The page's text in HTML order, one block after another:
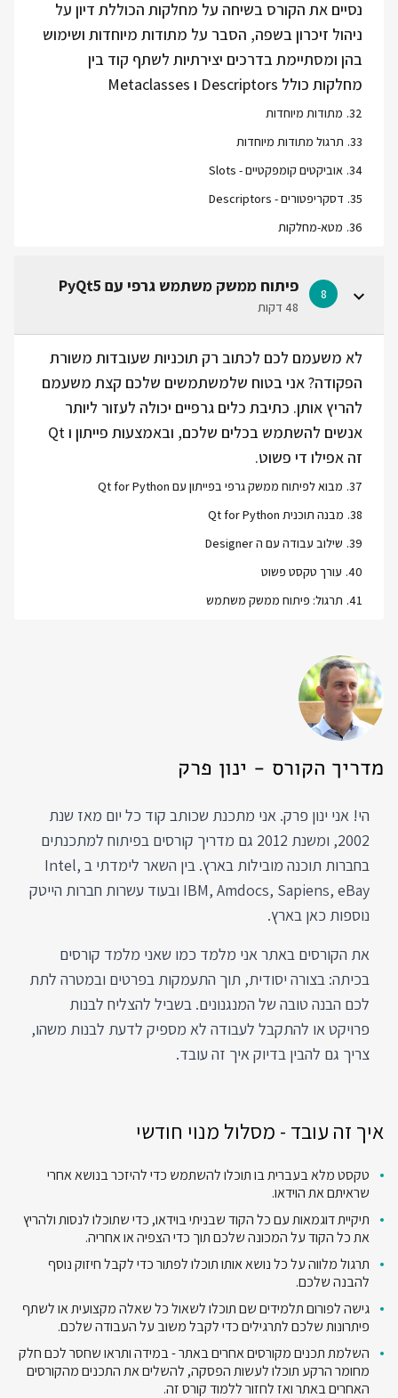
נסיים את הקורס בשיחה על מחלקות הכוללת דיון על
ניהול זיכרון בשפה, הסבר על מתודות מיוחדות ושימוש
בהן ומסתיימת בדרכים יצירתיות לשתף קוד בין
מחלקות כולל Descriptors ו Metaclasses
32
. מתודות מיוחדות
33
. תרגול מתודות מיוחדות
34
. אוביקטים קומפקטיים - Slots
35
. דסקריפטורים - Descriptors
36
. מטא-מחלקות
8 פיתוח ממשק משתמש גרפי עם PyQt5
48 דקות
לא משעמם לכם לכתוב רק תוכניות שעובדות משורת
הפקודה? אני בטוח שלמשתמשים שלכם קצת משעמם
להריץ אותן. כתיבת כלים גרפיים יכולה לעזור ליותר
אנשים להשתמש בכלים שלכם, ובאמצעות פייתון ו Qt
זה אפילו די פשוט.
37
. מבוא לפיתוח ממשק גרפי בפייתון עם Qt for Python
38
. מבנה תוכנית Qt for Python
39
. שילוב עבודה עם ה Designer
40
. עורך טקסט פשוט
41
. תרגול: פיתוח ממשק משתמש
מדריך הקורס - ינון פרק
הי! אני ינון פרק. אני מתכנת שכותב קוד כל יום מאז שנת
2002, ומשנת 2012 גם מדריך קורסים בפיתוח למתכנתים
בחברות תוכנה מובילות בארץ. בין השאר לימדתי ב Intel,
IBM, Amdocs, Sapiens, eBay ובעוד עשרות חברות הייטק
נוספות כאן בארץ.
את הקורסים באתר אני מלמד כמו שאני מלמד קורסים
בכיתה: בצורה יסודית, תוך התעמקות בפרטים ובמטרה לתת
לכם הבנה טובה של המנגנונים. בשביל להצליח לבנות
פרויקט או להתקבל לעבודה לא מספיק לדעת לבנות משהו,
צריך גם להבין בדיוק איך זה עובד.
איך זה עובד - מסלול מנוי חודשי
טקסט מלא בעברית בו תוכלו להשתמש כדי להיזכר בנושא אחרי
שראיתם את הוידאו.
תיקיית דוגמאות עם כל הקוד שבניתי בוידאו, כדי שתוכלו לנסות ולהריץ
את כל הקוד על המכונה שלכם תוך כדי הצפיה או אחריה.
תרגול מלווה על כל נושא אותו תוכלו לפתור כדי לקבל חיזוק נוסף
להבנה שלכם.
גישה לפורום תלמידים שם תוכלו לשאול כל שאלה מקצועית או לשתף
פיתרונות שלכם לתרגילים כדי לקבל משוב על העבודה שלכם.
השלמת תכנים מקורסים אחרים באתר - במידה ותראו שחסר לכם חלק
מחומר הרקע תוכלו לעשות הפסקה, להשלים את התכנים מהקורסים
האחרים באתר ואז לחזור ללמוד קורס זה.